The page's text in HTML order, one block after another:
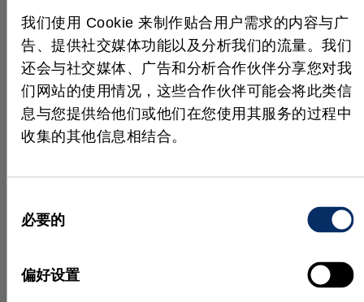
我们使用 Cookie 来制作贴合用户需求的内容与广
告、提供社交媒体功能以及分析我们的流量。我们
还会与社交媒体、广告和分析合作伙伴分享您对我
们网站的使用情况，这些合作伙伴可能会将此类信
息与您提供给他们或他们在您使用其服务的过程中
收集的其他信息相结合。
必要的
偏好设置
符合工业 4.0 理念，可以适应几乎任何制造过程。
成效
这套应用十分灵活，可以完全根据客户的需求交付货
物，同时最大程度减少成品仓储。通过对产能的优化
适应，生产效率得以提升。
感谢 IDS Imaging Development Systems GmbH 提供文